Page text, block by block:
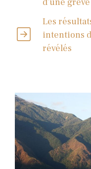
Les
intentions
révélés